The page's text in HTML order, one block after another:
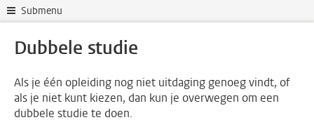
Submenu
Dubbele studie
Als je één opleiding nog niet uitdaging genoeg vindt, of
als je niet kunt kiezen, dan kun je overwegen om een
dubbele studie te doen.